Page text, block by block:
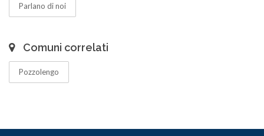
Parlano di noi
Comuni correlati
Pozzolengo